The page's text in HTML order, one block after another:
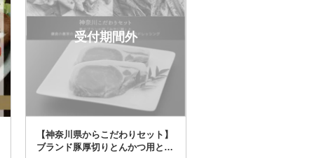
さとふる限定のお礼品
定期便
さとふるアプリdeワンストップ申請
対象
高い順
低い順 受付期間外
【神奈川県からこだわりセット】
ブランド豚厚切りとんかつ用と鎌